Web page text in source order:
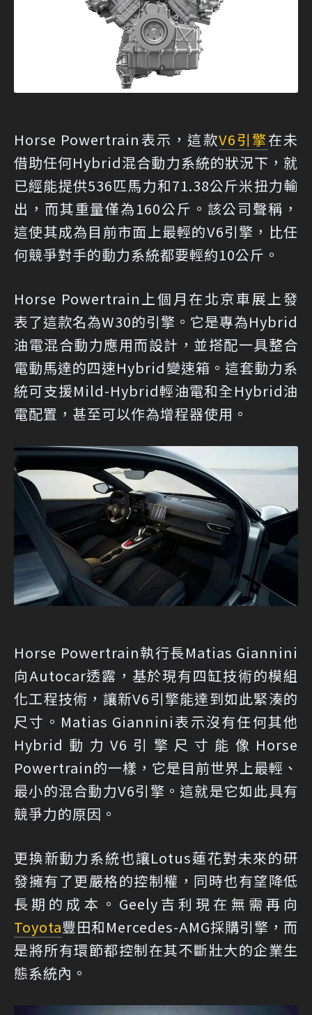
Horse Powertrain表示，這款V6引擎在未
借助任何Hybrid混合動力系統的狀況下，就
已經能提供536匹馬力和71.38公斤米扭力輸
出，而其重量僅為160公斤。該公司聲稱，
這使其成為目前市面上最輕的V6引擎，比任
何競爭對手的動力系統都要輕約10公斤。
Horse Powertrain上個月在北京車展上發
表了這款名為W30的引擎。它是專為Hybrid
油電混合動力應用而設計，並搭配一具整合
電動馬達的四速Hybrid變速箱。這套動力系
統可支援Mild-Hybrid輕油電和全Hybrid油
電配置，甚至可以作為增程器使用。
Horse Powertrain執行長Matias Giannini
向Autocar透露，基於現有四缸技術的模組
化工程技術，讓新V6引擎能達到如此緊湊的
尺寸。Matias Giannini表示沒有任何其他
Hybrid動力V6引擎尺寸能像Horse
Powertrain的一樣，它是目前世界上最輕、
最小的混合動力V6引擎。這就是它如此具有
競爭力的原因。
更換新動力系統也讓Lotus蓮花對未來的研
發擁有了更嚴格的控制權，同時也有望降低
長期的成本。Geely吉利現在無需再向
Toyota豐田和Mercedes-AMG採購引擎，而
是將所有環節都控制在其不斷壯大的企業生
態系統內。